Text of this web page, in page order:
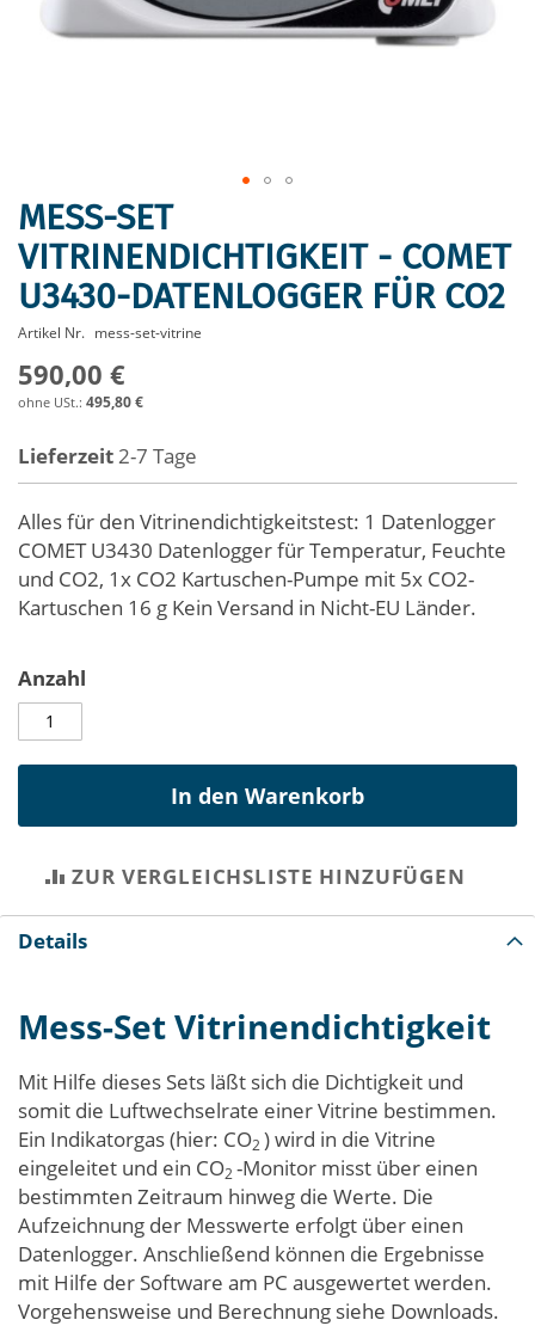
Zum
Anfang
der
Bildergalerie
springen
MESS-SET
VITRINENDICHTIGKEIT - COMET
U3430-DATENLOGGER FÜR CO2
Artikel Nr. mess-set-vitrine
590,00 €
495,80 €
Lieferzeit2-7 Tage
Alles für den Vitrinendichtigkeitstest: 1 Datenlogger
COMET U3430 Datenlogger für Temperatur, Feuchte
und CO2, 1x CO2 Kartuschen-Pumpe mit 5x CO2-
Kartuschen 16 g Kein Versand in Nicht-EU Länder.
Anzahl
In den Warenkorb
ZUR VERGLEICHSLISTE HINZUFÜGEN
Details
Mess-Set Vitrinendichtigkeit
Mit Hilfe dieses Sets läßt sich die Dichtigkeit und
somit die Luftwechselrate einer Vitrine bestimmen.
Ein Indikatorgas (hier: CO2) wird in die Vitrine
eingeleitet und ein CO2-Monitor misst über einen
bestimmten Zeitraum hinweg die Werte. Die
Aufzeichnung der Messwerte erfolgt über einen
Datenlogger. Anschließend können die Ergebnisse
mit Hilfe der Software am PC ausgewertet werden.
Vorgehensweise und Berechnung siehe Downloads.